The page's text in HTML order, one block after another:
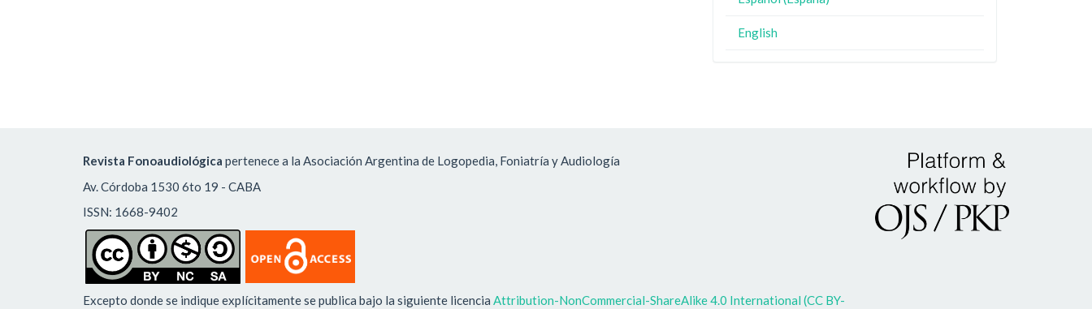
English
Revista Fonoaudiológica pertenece a la Asociación Argentina de Logopedia, Foniatría y Audiología
Av. Córdoba 1530 6to 19 - CABA
ISSN: 1668-9402
Excepto donde se indique explícitamente se publica bajo la siguiente licencia Attribution-NonCommercial-ShareAlike 4.0 International (CC BY-